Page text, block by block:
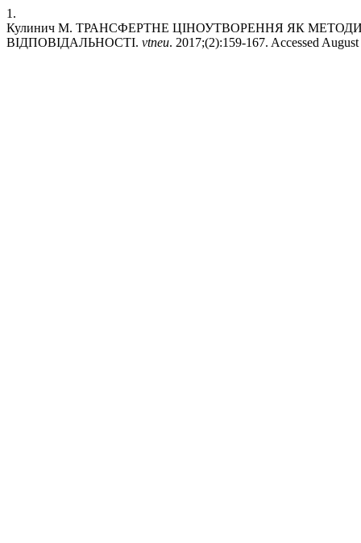
1.
Кулинич М. ТРАНСФЕРТНЕ ЦІНОУТВОРЕННЯ ЯК
ВІДПОВІДАЛЬНОСТІ. vtneu. 2017;(2):159-167. Accessed